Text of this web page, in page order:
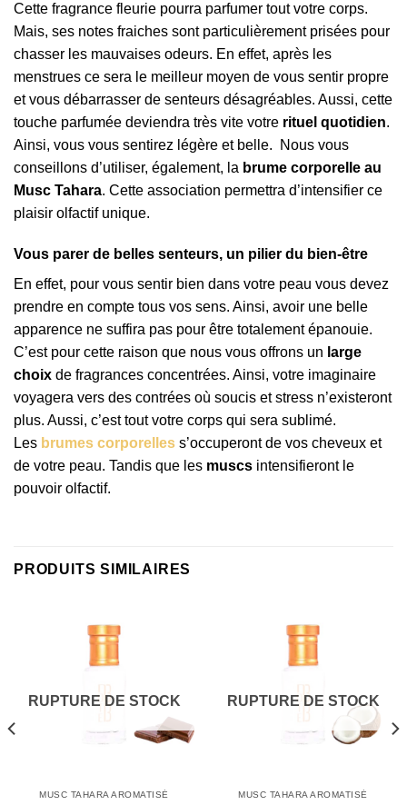
Cette fragrance fleurie pourra parfumer tout votre corps.
Mais, ses notes fraiches sont particulièrement prisées pour
chasser les mauvaises odeurs. En effet, après les
menstrues ce sera le meilleur moyen de vous sentir propre
et vous débarrasser de senteurs désagréables. Aussi, cette
touche parfumée deviendra très vite votre rituel quotidien.
Ainsi, vous vous sentirez légère et belle. Nous vous
conseillons d’utiliser, également, la brume corporelle au
Musc Tahara. Cette association permettra d’intensifier ce
plaisir olfactif unique.
Vous parer de belles senteurs, un pilier du bien-être
En effet, pour vous sentir bien dans votre peau vous devez
prendre en compte tous vos sens. Ainsi, avoir une belle
apparence ne suffira pas pour être totalement épanouie.
C’est pour cette raison que nous vous offrons un large
choix de fragrances concentrées. Ainsi, votre imaginaire
voyagera vers des contrées où soucis et stress n’existeront
plus. Aussi, c’est tout votre corps qui sera sublimé.
Les brumes corporelles s’occuperont de vos cheveux et
de votre peau. Tandis que les muscs intensifieront le
pouvoir olfactif.
PRODUITS SIMILAIRES
RUPTURE DE STOCK
MUSC TAHARA AROMATISÉ
RUPTURE DE STOCK
MUSC TAHARA AROMATISÉ